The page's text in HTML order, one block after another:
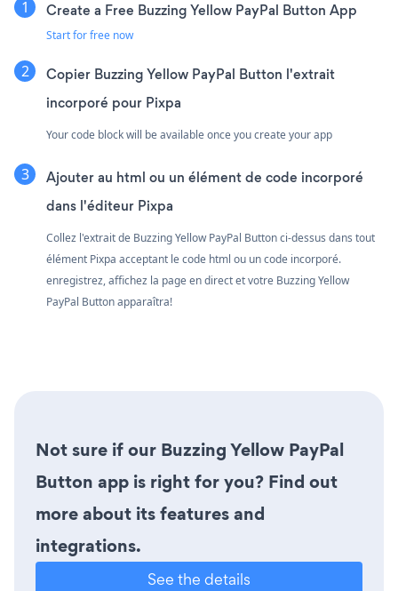
Create a Free Buzzing Yellow PayPal Button App
Start for free now
Copier Buzzing Yellow PayPal Button l'extrait
incorporé pour Pixpa
Your code block will be available once you create your app
Ajouter au html ou un élément de code incorporé
dans l'éditeur Pixpa
Collez l'extrait de Buzzing Yellow PayPal Button ci-dessus dans tout
élément Pixpa acceptant le code html ou un code incorporé.
enregistrez, affichez la page en direct et votre Buzzing Yellow
PayPal Button apparaîtra!
Not sure if our Buzzing Yellow PayPal
Button app is right for you? Find out
more about its features and
integrations.
See the details